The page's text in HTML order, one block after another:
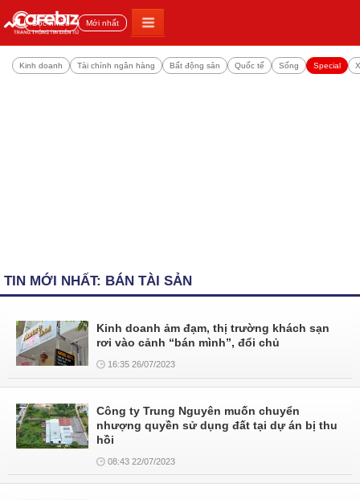
Đọc nhiều Mới nhất
Kinh doanh Tài chính ngân hàng Bất động sản Quốc tế Sống Special
TIN MỚI NHẤT: BÁN TÀI SẢN
Kinh doanh ảm đạm, thị trường khách sạn
rơi vào cảnh “bán mình”, đổi chủ
16:35 26/07/2023
Công ty Trung Nguyên muốn chuyển
nhượng quyền sử dụng đất tại dự án bị thu
hồi
08:43 22/07/2023